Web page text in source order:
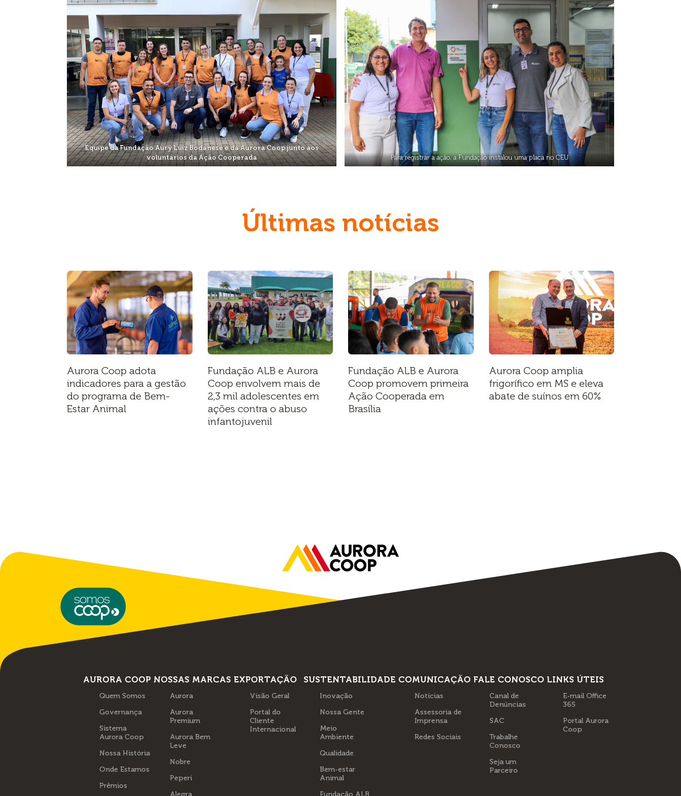
Equipe da Fundação Aury Luiz Bodanese e da Aurora Coop junto aos
voluntários da Ação Cooperada
Para registrar a ação, a Fundação instalou uma placa no CEU
Últimas notícias
Aurora Coop adota
indicadores para a gestão
do programa de Bem-
Estar Animal
Fundação ALB e Aurora
Coop envolvem mais de
2,3 mil adolescentes em
ações contra o abuso
infantojuvenil
Fundação ALB e Aurora
Coop promovem primeira
Ação Cooperada em
Brasília
Aurora Coop amplia
frigorífico em MS e eleva
abate de suínos em 60%
AURORA COOP
Quem Somos
Governança
Sistema
Aurora Coop
Nossa História
Onde Estamos
Prêmios
NOSSAS MARCAS
Aurora
Aurora
Premium
Aurora Bem
Leve
Nobre
Peperi
EXPORTAÇÃO
Visão Geral
Portal do
Cliente
Internacional
SUSTENTABILIDADE
Inovação
Nossa Gente
Meio
Ambiente
Qualidade
Bem-estar
Animal
COMUNICAÇÃO
Notícias
Assessoria de
Imprensa
Redes Sociais
FALE CONOSCO
Canal de
Denúncias
SAC
Trabalhe
Conosco
Seja um
Parceiro
LINKS ÚTEIS
E-mail Office
365
Portal Aurora
Coop